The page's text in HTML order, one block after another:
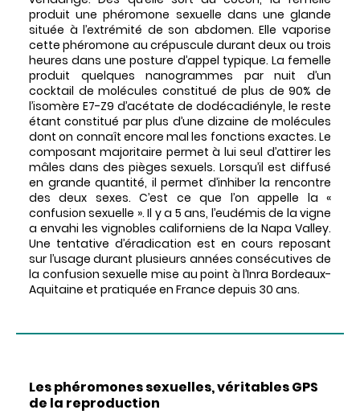
produit une phéromone sexuelle dans une glande
située à l’extrémité de son abdomen. Elle vaporise
cette phéromone au crépuscule durant deux ou trois
heures dans une posture d’appel typique. La femelle
produit quelques nanogrammes par nuit d’un
cocktail de molécules constitué de plus de 90% de
l’isomère E7-Z9 d’acétate de dodécadiényle, le reste
étant constitué par plus d’une dizaine de molécules
dont on connaît encore mal les fonctions exactes. Le
composant majoritaire permet à lui seul d’attirer les
mâles dans des pièges sexuels. Lorsqu’il est diffusé
en grande quantité, il permet d’inhiber la rencontre
des deux sexes. C’est ce que l’on appelle la «
confusion sexuelle ». Il y a 5 ans, l’eudémis de la vigne
a envahi les vignobles californiens de la Napa Valley.
Une tentative d’éradication est en cours reposant
sur l’usage durant plusieurs années consécutives de
la confusion sexuelle mise au point à l’Inra Bordeaux-
Aquitaine et pratiquée en France depuis 30 ans.
Les phéromones sexuelles, véritables GPS
de la reproduction